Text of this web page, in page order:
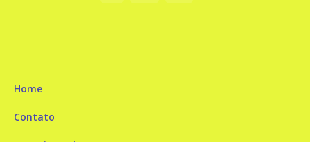
Home
Contato